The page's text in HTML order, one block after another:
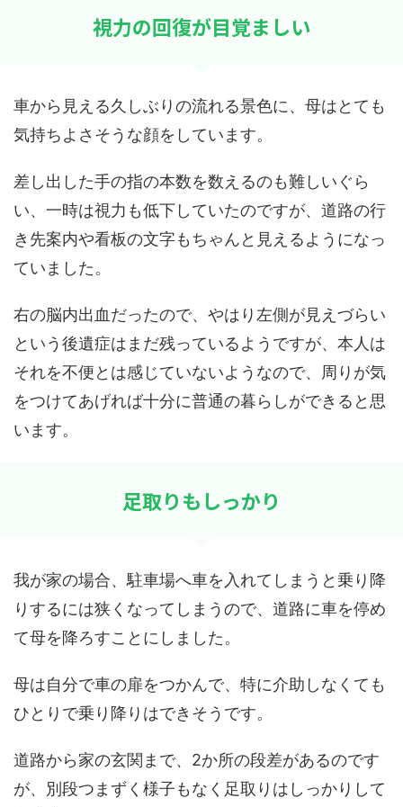
視力の回復が目覚ましい
車から見える久しぶりの流れる景色に、母はとても
気持ちよさそうな顔をしています。
差し出した手の指の本数を数えるのも難しいぐら
い、一時は視力も低下していたのですが、道路の行
き先案内や看板の文字もちゃんと見えるようになっ
ていました。
右の脳内出血だったので、やはり左側が見えづらい
という後遺症はまだ残っているようですが、本人は
それを不便とは感じていないようなので、周りが気
をつけてあげれば十分に普通の暮らしができると思
います。
足取りもしっかり
我が家の場合、駐車場へ車を入れてしまうと乗り降
りするには狭くなってしまうので、道路に車を停め
て母を降ろすことにしました。
母は自分で車の扉をつかんで、特に介助しなくても
ひとりで乗り降りはできそうです。
道路から家の玄関まで、2か所の段差があるのです
が、別段つまずく様子もなく足取りはしっかりして